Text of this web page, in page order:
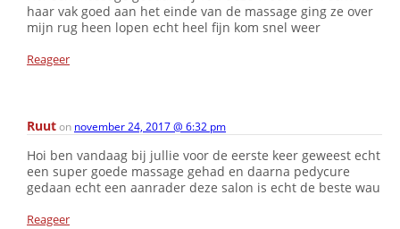
haar vak goed aan het einde van de massage ging ze over
mijn rug heen lopen echt heel fijn kom snel weer
Reageer
Ruuton november 24, 2017 @ 6:32 pm
Hoi ben vandaag bij jullie voor de eerste keer geweest echt
een super goede massage gehad en daarna pedycure
gedaan echt een aanrader deze salon is echt de beste wau
Reageer